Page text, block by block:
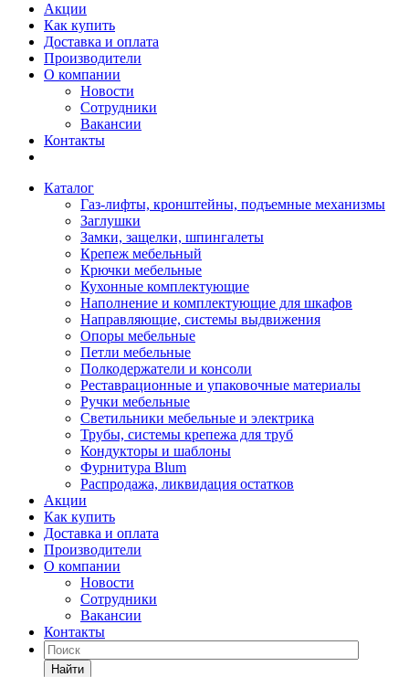
Акции
Как купить
Доставка и оплата
Производители
О компании
Новости
Сотрудники
Вакансии
Контакты
Каталог
Газ-лифты, кронштейны, подъемные механизмы
Заглушки
Замки, защелки, шпингалеты
Крепеж мебельный
Крючки мебельные
Кухонные комплектующие
Наполнение и комплектующие для шкафов
Направляющие, системы выдвижения
Опоры мебельные
Петли мебельные
Полкодержатели и консоли
Реставрационные и упаковочные материалы
Ручки мебельные
Светильники мебельные и электрика
Трубы, системы крепежа для труб
Кондукторы и шаблоны
Фурнитура Blum
Распродажа, ликвидация остатков
Акции
Как купить
Доставка и оплата
Производители
О компании
Новости
Сотрудники
Вакансии
Контакты
Найти